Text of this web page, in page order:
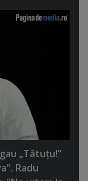
„Tătuţu!”
Radu